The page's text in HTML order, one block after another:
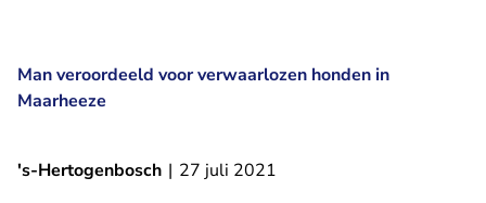
Man veroordeeld voor verwaarlozen honden in
Maarheeze
's-Hertogenbosch | 27 juli 2021